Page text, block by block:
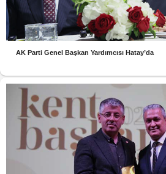
AK Parti Genel Başkan Yardımcısı Hatay’da